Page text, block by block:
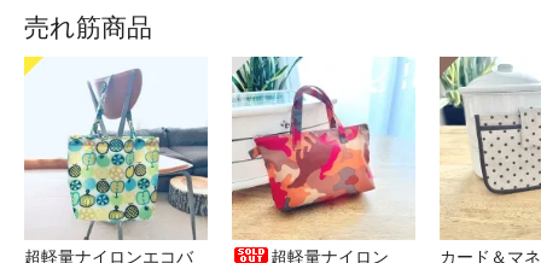
売れ筋商品
超軽量ナイロンエコバ
超軽量ナイロン
カード＆マ